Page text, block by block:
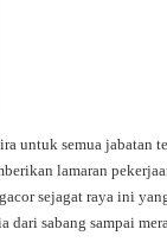
untuk semua jabatan
lamaran
sejagat raya ini
sabang sampai